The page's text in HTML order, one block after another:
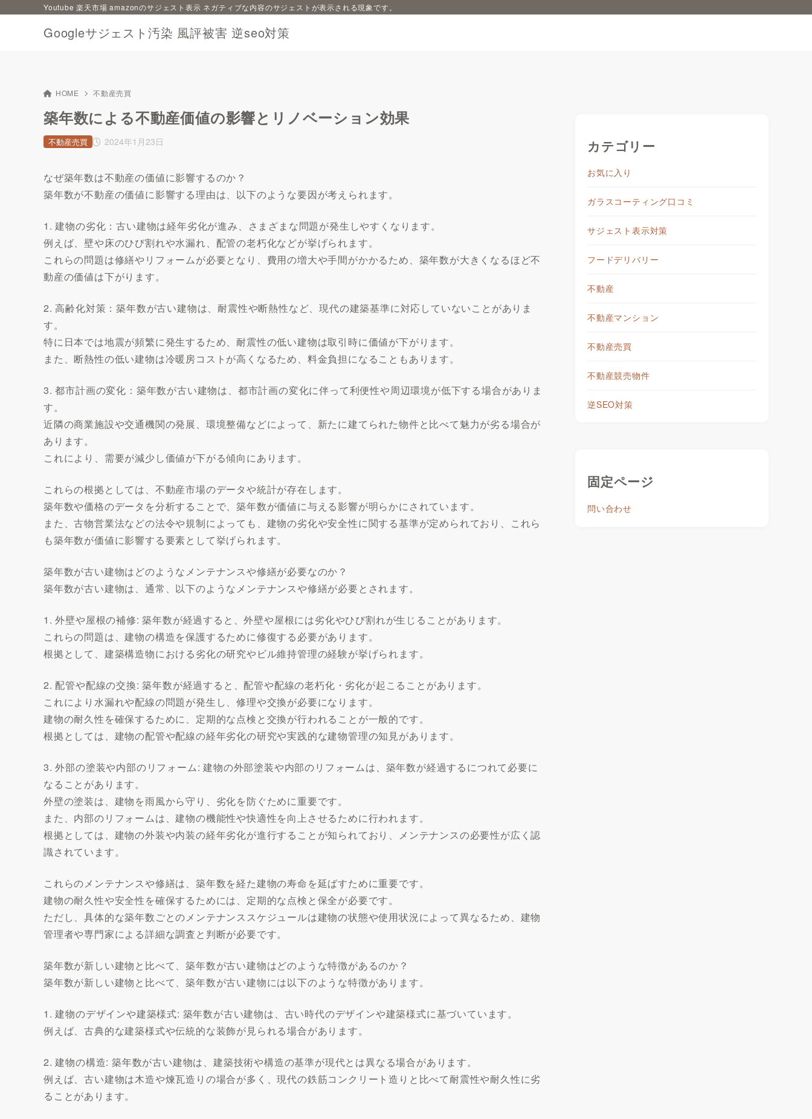
Googleサジェスト汚染 風評被害 逆seo対策
Youtube 楽天市場 amazonのサジェスト表示 ネガティブな内容のサジェストが表示される現象です。
HOME 不動産売買
築年数による不動産価値の影響とリノベーション効果
2024年1月23日
不動産売買
なぜ築年数は不動産の価値に影響するのか？
築年数が不動産の価値に影響する理由は、以下のような要因が考えられます。
1. 建物の劣化：古い建物は経年劣化が進み、さまざまな問題が発生しやすくなります。
例えば、壁や床のひび割れや水漏れ、配管の老朽化などが挙げられます。
これらの問題は修繕やリフォームが必要となり、費用の増大や手間がかかるため、築年数が大きくなるほど不
動産の価値は下がります。
2. 高齢化対策：築年数が古い建物は、耐震性や断熱性など、現代の建築基準に対応していないことがありま
す。
特に日本では地震が頻繁に発生するため、耐震性の低い建物は取引時に価値が下がります。
また、断熱性の低い建物は冷暖房コストが高くなるため、料金負担になることもあります。
3. 都市計画の変化：築年数が古い建物は、都市計画の変化に伴って利便性や周辺環境が低下する場合がありま
す。
近隣の商業施設や交通機関の発展、環境整備などによって、新たに建てられた物件と比べて魅力が劣る場合が
あります。
これにより、需要が減少し価値が下がる傾向にあります。
これらの根拠としては、不動産市場のデータや統計が存在します。
築年数や価格のデータを分析することで、築年数が価値に与える影響が明らかにされています。
また、古物営業法などの法令や規制によっても、建物の劣化や安全性に関する基準が定められており、これら
も築年数が価値に影響する要素として挙げられます。
築年数が古い建物はどのようなメンテナンスや修繕が必要なのか？
築年数が古い建物は、通常、以下のようなメンテナンスや修繕が必要とされます。
1. 外壁や屋根の補修: 築年数が経過すると、外壁や屋根には劣化やひび割れが生じることがあります。
これらの問題は、建物の構造を保護するために修復する必要があります。
根拠として、建築構造物における劣化の研究やビル維持管理の経験が挙げられます。
2. 配管や配線の交換: 築年数が経過すると、配管や配線の老朽化・劣化が起こることがあります。
これにより水漏れや配線の問題が発生し、修理や交換が必要になります。
建物の耐久性を確保するために、定期的な点検と交換が行われることが一般的です。
根拠としては、建物の配管や配線の経年劣化の研究や実践的な建物管理の知見があります。
3. 外部の塗装や内部のリフォーム: 建物の外部塗装や内部のリフォームは、築年数が経過するにつれて必要に
なることがあります。
外壁の塗装は、建物を雨風から守り、劣化を防ぐために重要です。
また、内部のリフォームは、建物の機能性や快適性を向上させるために行われます。
根拠としては、建物の外装や内装の経年劣化が進行することが知られており、メンテナンスの必要性が広く認
識されています。
これらのメンテナンスや修繕は、築年数を経た建物の寿命を延ばすために重要です。
建物の耐久性や安全性を確保するためには、定期的な点検と保全が必要です。
ただし、具体的な築年数ごとのメンテナンススケジュールは建物の状態や使用状況によって異なるため、建物
管理者や専門家による詳細な調査と判断が必要です。
築年数が新しい建物と比べて、築年数が古い建物はどのような特徴があるのか？
築年数が新しい建物と比べて、築年数が古い建物には以下のような特徴があります。
1. 建物のデザインや建築様式: 築年数が古い建物は、古い時代のデザインや建築様式に基づいています。
例えば、古典的な建築様式や伝統的な装飾が見られる場合があります。
2. 建物の構造: 築年数が古い建物は、建築技術や構造の基準が現代とは異なる場合があります。
例えば、古い建物は木造や煉瓦造りの場合が多く、現代の鉄筋コンクリート造りと比べて耐震性や耐久性に劣
ることがあります。
カテゴリー
お気に入り
ガラスコーティング口コミ
サジェスト表示対策
フードデリバリー
不動産
不動産マンション
不動産売買
不動産競売物件
逆SEO対策
固定ページ
問い合わせ